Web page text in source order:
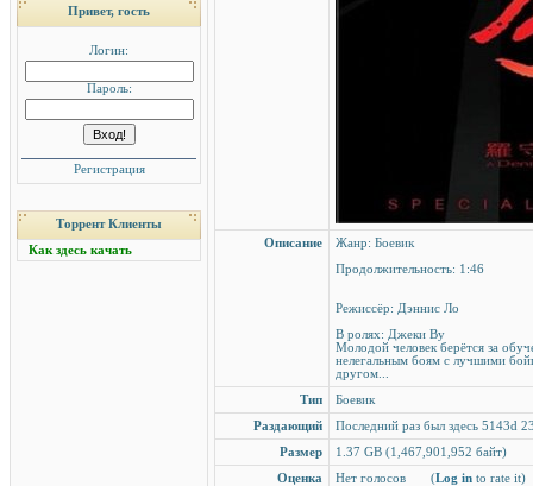
Привет, гость
Логин:
Пароль:
Регистрация
Торрент Клиенты
Как здесь качать
Описание
Жанр: Боевик
Продолжительность: 1:46
Режиссёр: Дэннис Ло
В ролях: Джеки Ву
Молодой человек берётся за
нелегальным боям с лучшими
другом...
Тип
Боевик
Раздающий
Последний раз был здесь 5143d
Размер
1.37 GB (1,467,901,952 байт)
Оценка
Нет голосов (Log in to rate it)